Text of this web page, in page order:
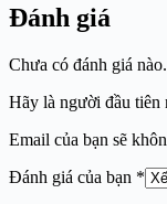
Đánh giá
Chưa có đánh giá nào.
Hãy là người đầu tiên
Email của bạn sẽ
Đánh giá của bạn *